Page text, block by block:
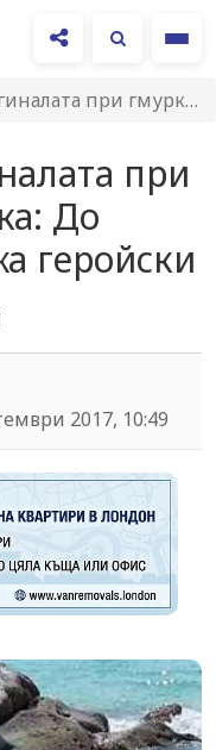
българка: До последно се държа…
при
До
геройски
2017, 10:49